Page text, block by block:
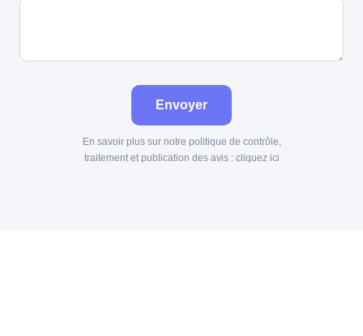
Envoyer
En savoir plus sur notre politique de contrôle,
traitement et publication des avis : cliquez ici